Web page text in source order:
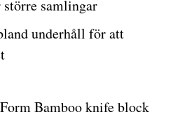
Bamboo knife block
större samlingar
underhåll för att